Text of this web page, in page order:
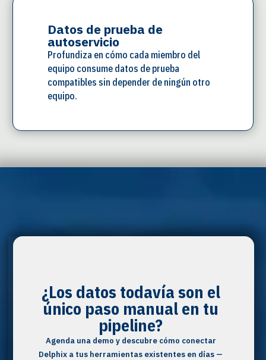
Datos de prueba de
autoservicio
Profundiza en cómo cada miembro del
equipo consume datos de prueba
compatibles sin depender de ningún otro
equipo.
¿Los datos todavía son el
único paso manual en tu
pipeline?
Agenda una demo y descubre cómo conectar
Delphix a tus herramientas existentes en días —